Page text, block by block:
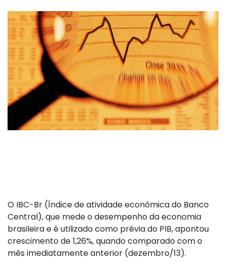
O IBC-Br (Índice de atividade econômica do Banco
Central), que mede o desempenho da economia
brasileira e é utilizado como prévia do PIB, apontou
crescimento de 1,26%, quando comparado com o
mês imediatamente anterior (dezembro/13).